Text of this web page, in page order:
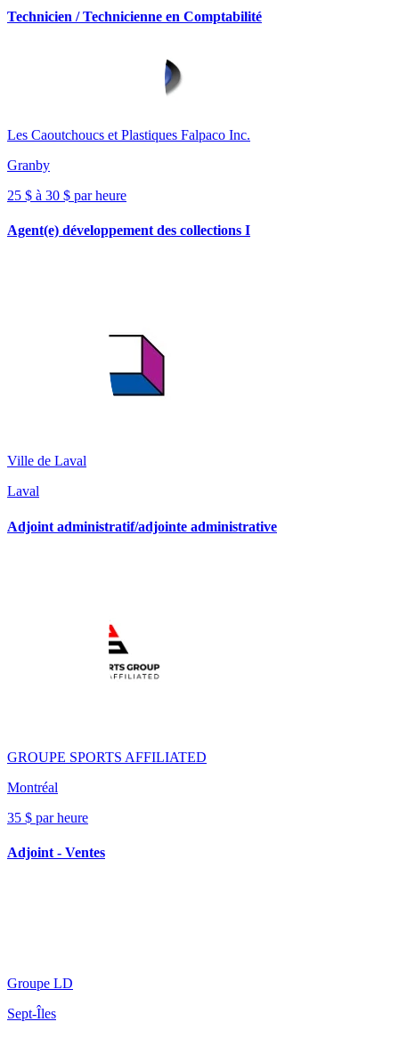
Technicien / Technicienne en Comptabilité
Les Caoutchoucs et Plastiques Falpaco Inc.
Granby
25 $ à 30 $ par heure
Agent(e) développement des collections I
Ville de Laval
Laval
Adjoint administratif/adjointe administrative
GROUPE SPORTS AFFILIATED
Montréal
35 $ par heure
Adjoint - Ventes
Groupe LD
Sept-Îles